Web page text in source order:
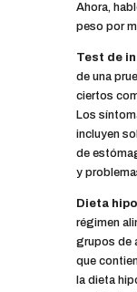
Ahora,
peso por
Test de
de una
ciertos
Los
incluyen
de
y
Dieta
régimen
grupos de
que
la dieta